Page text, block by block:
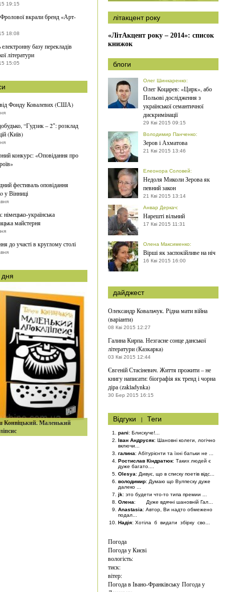
19:15
вкрали бренд «Арт-
18:08
базу перекладів
літератури
15:05
Фонду Ковалевих (США)
“Гудзик – 2″: розклад
(Київ)
конкурс: «Оповідання про
фестиваль оповідання
у Вінниці
німецько-українська
майстерня
до участі в круглому столі
дня
Конвіцький. Маленький
літакцент року
«ЛітАкцент року – 2014»: список
книжок
блоги
Олег Шинкаренко:
Олег Коцарев: «Цирк», або
Польові дослідження з
української семантичної
дискримінації
29 Кві 2015 09:15
Володимир Панченко:
Зеров і Ахматова
21 Кві 2015 13:46
Елеонора Соловей:
Недоля Миколи Зерова як
певний закон
21 Кві 2015 13:14
Анвар Деркач:
Нарешті вільний
17 Кві 2015 11:31
Олена Максименко:
Вірші як заспокійливе на ніч
16 Кві 2015 16:00
дайджест
Олександр Ковальчук. Рідна мати війна
(варіанти)
08 Кві 2015 12:27
Галина Кирпа. Незгасне сонце данської
літератури (Казкарка)
03 Кві 2015 12:44
Євгеній Стасіневич. Життя прожити – не
книгу написати: біографія як тренд і чорна
діра (zakladynka)
30 Бер 2015 16:15
Відгуки | Теги
pani: Блискуче!...
Іван Андрусяк: Шановні колеги, логічно
включи...
галина: Абітурієнти та їхні батьки не ...
Ростислав Кіндратюк: Таких людей є
дуже багато....
Olesya: Дивує, що в списку поетів відс...
володимир: Думаю що Вулпеску дуже
далеко ...
jk: это будети что-то типа премии ...
Олена: Дуже вдячні шановній Гал...
Anastasia: Автор, Ви надто обмежено
подал...
Надія: Хотіла б видати збірку сво...
Погода
Погода уКиєві
вологість:
тиск:
вітер:
Погода в Івано-Франківську Погода у